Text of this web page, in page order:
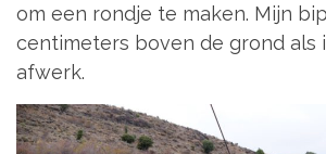
om een rondje te maken. Mijn
centimeters boven de grond als
afwerk.